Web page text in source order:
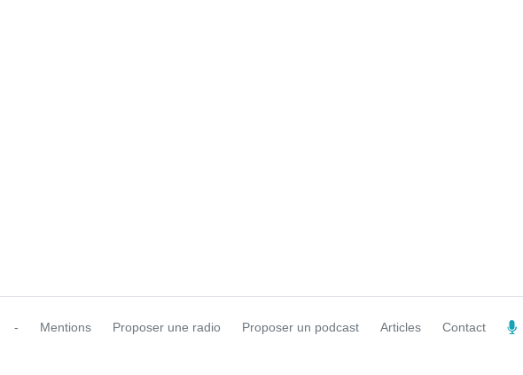
- Mentions Proposer une radio Proposer un podcast Articles Contact